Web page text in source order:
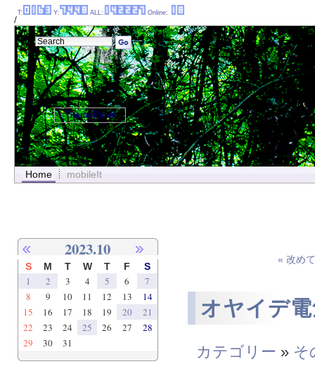
/
Home mobileIt
« 改め
オヤイデ
カテゴリー » そ
2023.10
S M T W T F S
1 2 3 4 5 6
7
8
9 10 11 12 13
14
15
16 17 18 19 20
21
22
23 24 25 26 27
28
29
30 31
T: Y: ALL: Online:
ThemePanel